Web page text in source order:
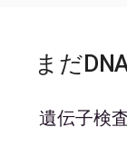
まだ
遺伝子検